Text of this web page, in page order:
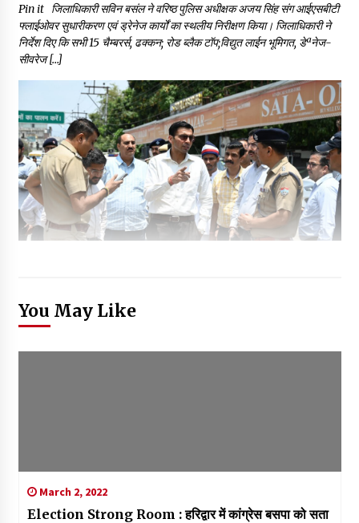
Pin it जिलाधिकारी सविन बसंल ने वरिष्ठ पुलिस अधीक्षक अजय सिंह संग आईएसबीटी
फ्लाईओवर सुधारीकरण एवं ड्रेनेज कार्यों का स्थलीय निरीक्षण किया। जिलाधिकारी ने
निर्देश दिए कि सभी 15 चैम्बरर्स, ढक्कन; रोड ब्लैक टॉप;विद्युत लाईन भूमिगत, डेªनेज-
सीवरेज […]
You May Like
March 2, 2022
Election Strong Room : हरिद्वार में कांग्रेस बसपा को सता